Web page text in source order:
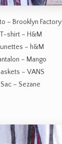
– Brooklyn Factory
T-shirt – H&M
– h&M
– Mango
– VANS
Sac – Sezane